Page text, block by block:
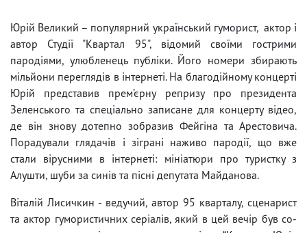
Юрій Великий – популярний український гуморист, актор і
автор Студії "Квартал 95", відомий своїми гострими
пародіями, улюбленець публіки. Його номери збирають
мільйони переглядів в інтернеті. На благодійному концерті
Юрій представив прем’єрну репризу про президента
Зеленського та спеціально записане для концерту відео,
де він знову дотепно зобразив Фейгіна та Арестовича.
Порадували глядачів і зіграні наживо пародії, що вже
стали вірусними в інтернеті: мініатюри про туристку з
Алушти, шуби за синів та пісні депутата Майданова.
Віталій Лисичкин - ведучий, автор 95 кварталу, сценарист
та актор гумористичних серіалів, який в цей вечір був со-